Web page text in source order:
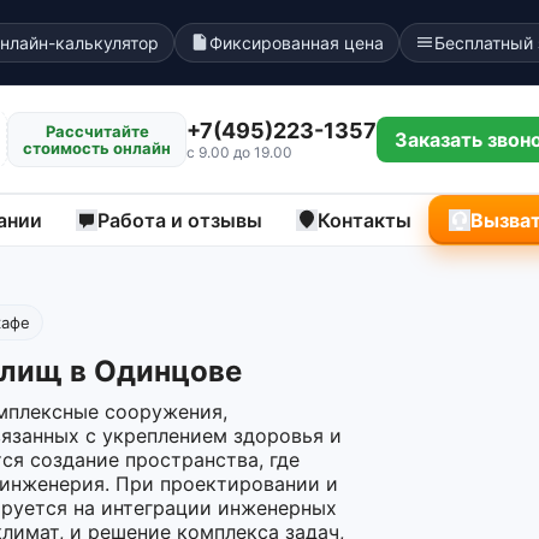
калькулятор Фиксированная цена
Рассчитайте
стоимость онлайн
+7(495)223-1357
с 9.00 до 19.00
Заказать
Работа и отзывы Контакты
в Одинцове
сооружения,
с укреплением здоровья и
создание пространства, где
При проектировании и
на интеграции инженерных
и решение комплекса задач,